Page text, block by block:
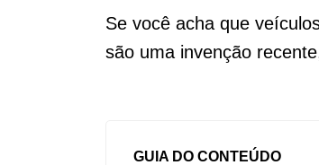
Se você acha que
são uma invenção
GUIA DO CONTEÚDO